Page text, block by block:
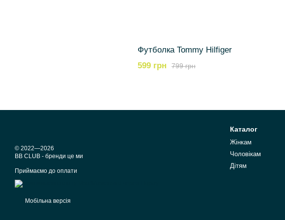
Футболка Tommy Hilfiger
799 грн
599 грн
© 2022—2026
BB CLUB - бренди це ми
Приймаємо до оплати
Мобільна версія
Каталог
Жінкам
Чоловікам
Дітям